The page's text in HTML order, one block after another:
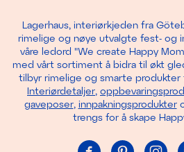
Lagerhaus, interiørkjeden fra
rimelige og nøye utvalgte fest- og
våre ledord "We create Happy
med vårt sortiment å bidra til økt
tilbyr rimelige og smarte
Interiørdetaljer,
gaveposer, innpakningsprodukter
trengs for å skape